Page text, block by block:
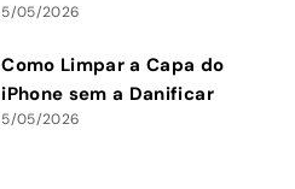
5/05/2026
Como Limpar a Capa do
iPhone sem a Danificar
5/05/2026